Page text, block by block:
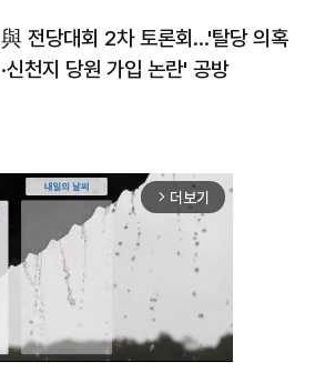
與 전당대회 2차 토론회…'탈당 의혹
·신천지 당원 가입 논란' 공방
arrow_forward_ios 더보기